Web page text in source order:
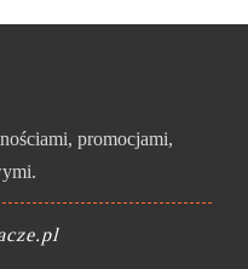
promocjami,